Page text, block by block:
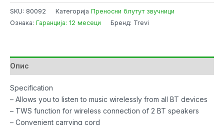
Bluetooth
24W
Black
количина
SKU: 80092 Категорија Преносни блутут звучници
Ознака: Гаранција: 12 месеци Бренд: Trevi
Опис
Specification
– Allows you to listen to music wirelessly from all BT devices
– TWS function for wireless connection of 2 BT speakers
– Convenient carrying cord